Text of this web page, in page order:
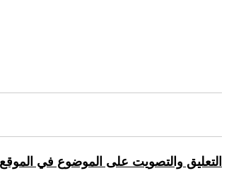
التعليق والتصويت على الموضوع في